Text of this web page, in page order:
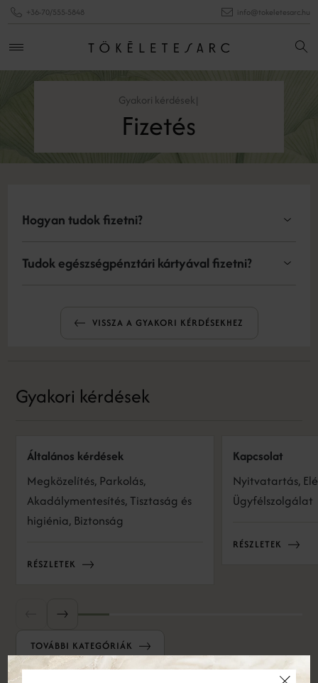
+36-70/555-5848 info@tokeletesarc.hu
Gyakori kérdések|
Fizetés
Hogyan tudok fizetni?
Tudok egészségpénztári kártyával fizetni?
VISSZA A GYAKORI KÉRDÉSEKHEZ
Gyakori kérdések
Általános kérdések
Megközelítés, Parkolás,
Akadálymentesítés, Tisztaság és
higiénia, Biztonság
RÉSZLETEK
Kapcsolat
Nyitvatartás,
Ügyfélszolgálat
RÉSZLETEK
TOVÁBBI KATEGÓRIÁK